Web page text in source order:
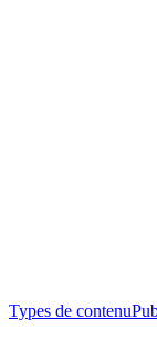
Types de contenu